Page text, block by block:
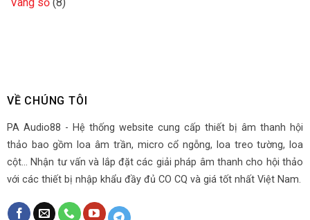
VỀ CHÚNG TÔI
PA Audio88 - Hệ thống website cung cấp thiết bị âm thanh hội
thảo bao gồm loa âm trần, micro cổ ngỗng, loa treo tường, loa
cột... Nhận tư vấn và lắp đặt các giải pháp âm thanh cho hội thảo
với các thiết bị nhập khẩu đầy đủ CO CQ và giá tốt nhất Việt Nam.